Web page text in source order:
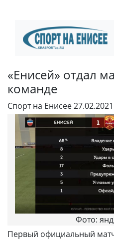
«Енисей» отдал
команде
Спорт на Енисее
Фото:
Первый официальный